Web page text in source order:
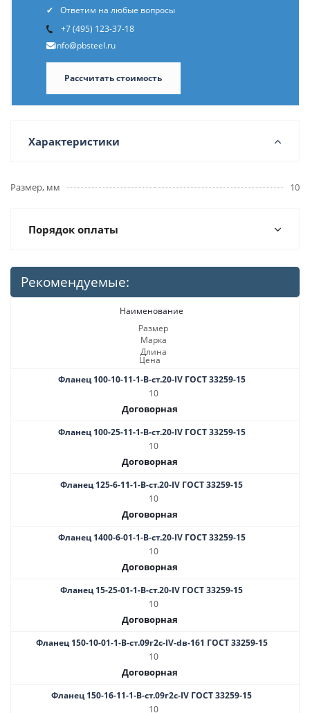
Ответим на любые вопросы
+7 (495) 123-37-18
info@pbsteel.ru
Рассчитать стоимость
Характеристики
Размер, мм 10
Порядок оплаты
Рекомендуемые:
Наименование
Размер
Марка
Длина
Цена
Фланец 100-10-11-1-B-ст.20-IV ГОСТ 33259-15
10
Договорная
Фланец 100-25-11-1-В-ст.20-IV ГОСТ 33259-15
10
Договорная
Фланец 125-6-11-1-В-ст.20-IV ГОСТ 33259-15
10
Договорная
Фланец 1400-6-01-1-B-ст.20-IV ГОСТ 33259-15
10
Договорная
Фланец 15-25-01-1-B-ст.20-IV ГОСТ 33259-15
10
Договорная
Фланец 150-10-01-1-B-ст.09г2с-IV-dв-161 ГОСТ 33259-15
10
Договорная
Фланец 150-16-11-1-B-ст.09г2с-IV ГОСТ 33259-15
10